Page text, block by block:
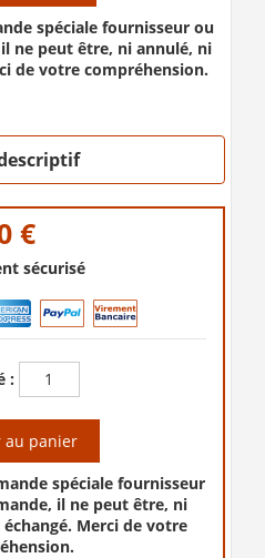
spéciale fournisseur ou
ne peut être, ni annulé, ni
de votre compréhension.
€
sécurisé
:
au panier
spéciale fournisseur
il ne peut être, ni
Merci de votre